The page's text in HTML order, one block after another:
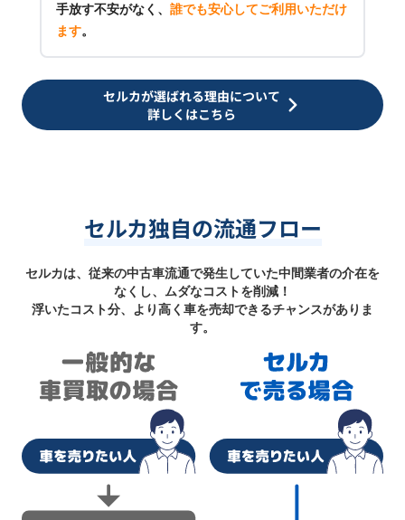
手放す不安がなく、 誰でも安心してご利用いただけ
ます。
セルカが選ばれる理由について
詳しくはこちら
セルカ独自の流通フロー
セルカは、従来の中古車流通で発生していた中間業者の介在を
なくし、ムダなコストを削減！
浮いたコスト分、より高く車を売却できるチャンスがありま
す。